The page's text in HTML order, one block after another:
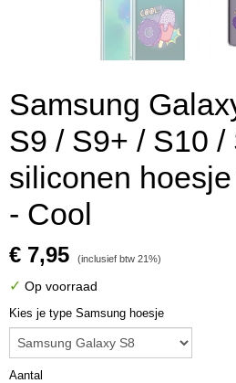
Samsung
S9 / S9+ / S10 /
siliconen
- Cool
€ 7,95 (inclusief btw 21%)
✓ Op voorraad
Kies je type Samsung hoesje
Aantal